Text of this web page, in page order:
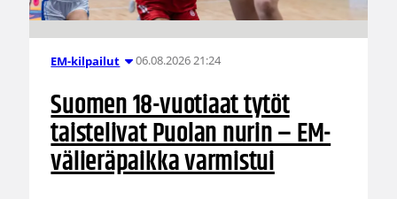
EM-kilpailut 06.08.2026 21:24
Suomen 18-vuotiaat tytöt
taistelivat Puolan nurin – EM-
välieräpaikka varmistui